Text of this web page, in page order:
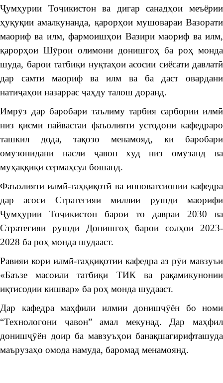
Ҷумҳурии Тоҷикистон ва дигар санадҳои меъёрии
ҳуқуқии амалкунанда, қарорҳои мушовараи Вазорати
маориф ва илм, фармоишҳои Вазири маориф ва илм,
қарорҳои Шӯрои олимони донишгоҳ ба роҳ монда
шуда, барои татбиқи нуқтаҳои асосии сиёсати давлатӣ
дар самти маориф ва илм ва ба даст овардани
натиҷаҳои назаррас ҷаҳду талош доранд.
Имрӯз дар баробари таълиму тарбия сарбории илмӣ
низ қисми пайвастаи фаъолияти устодони кафедраро
ташкил дода, тақозо менамояд, ки баробари
омӯзонидани насли ҷавон худ низ омӯзанд ва
муҳаққиқи сермаҳсул бошанд.
Фаъолияти илмӣ-таҳқиқотӣ ва инноватсионии кафедра
дар асоси Стратегияи миллии рушди маорифи
Ҷумҳурии Тоҷикистон барои то давраи 2030 ва
Стратегияи рушди Донишгоҳ барои солҳои 2023-
2028 ба роҳ монда шудааст.
Равияи кори илмӣ-таҳқиқотии кафедра аз рӯи мавзуъи
«Баъзе масоили татбиқи ТИК ва рақамикунонии
иқтисодии кишвар» ба роҳ монда шудааст.
Дар кафедра маҳфили илмии донишҷӯён бо номи
“Технологони ҷавон” амал мекунад. Дар маҳфил
донишҷӯён доир ба мавзуъҳои банақшагирифташуда
маърузаҳо омода намуда, баромад менамоянд.